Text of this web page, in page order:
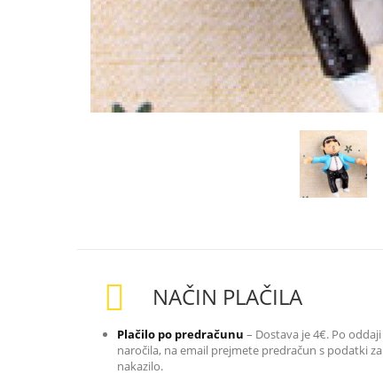
NAČIN PLAČILA
Plačilo po predračunu – Dostava je 4€. Po oddaji
naročila, na email prejmete predračun s podatki za
nakazilo.